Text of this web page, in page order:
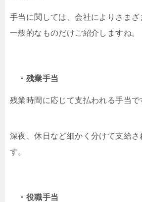
手当に関しては、会社によりさまざ
一般的なものだけご紹介しますね。
・残業手当
残業時間に応じて支払われる手当で
深夜、休日など細かく分けて支給さ
す。
・役職手当